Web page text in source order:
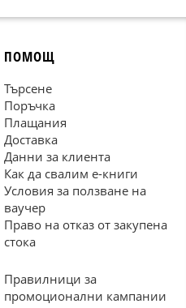
ПОМОЩ
Търсене
Поръчка
Плащания
Доставка
Данни за клиента
Как да свалим е-книги
Условия за ползване на
ваучер
Право на отказ от закупена
стока
Правилници за
промоционални кампании